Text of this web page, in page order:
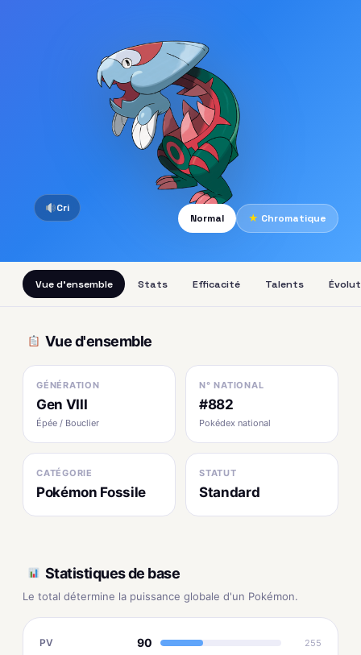
Cri
Normal
★ Chromatique
Vue d'ensemble Stats Efficacité Talents
Vue d'ensemble
GÉNÉRATION
Gen VIII
Épée / Bouclier
N° NATIONAL
#882
Pokédex national
CATÉGORIE
Pokémon Fossile
STATUT
Standard
Statistiques de base
Le total détermine la puissance globale d'un Pokémon.
PV 90 255